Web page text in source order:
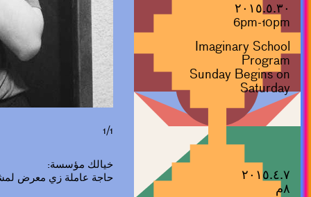
1/1
خيالك مؤسسة:
حاجة عاملة زي معرض
٢٠١٥.٥.٣٠
6pm-10pm
Imaginary School
Program
Sunday Begins on
Saturday
٢٠١٥.٤.٧
٨م